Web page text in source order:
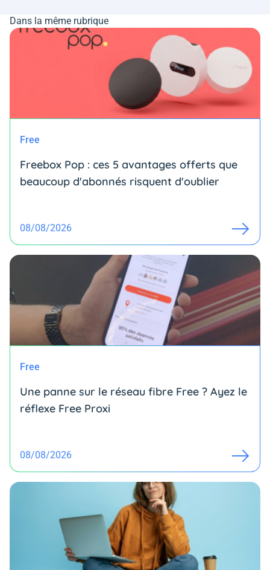
Dans la même rubrique
Free
Freebox Pop : ces 5 avantages offerts que
beaucoup d'abonnés risquent d'oublier
08/08/2026
Free
Une panne sur le réseau fibre Free ? Ayez le
réflexe Free Proxi
08/08/2026